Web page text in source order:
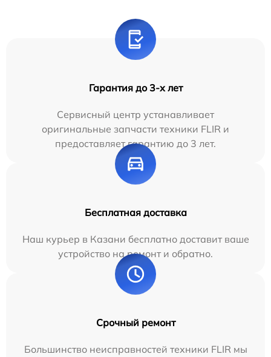
Гарантия до 3-х лет
Сервисный центр устанавливает
оригинальные запчасти техники FLIR и
предоставляет гарантию до 3 лет.
Бесплатная доставка
Наш курьер в Казани бесплатно доставит ваше
устройство на ремонт и обратно.
Срочный ремонт
Большинство неисправностей техники FLIR мы